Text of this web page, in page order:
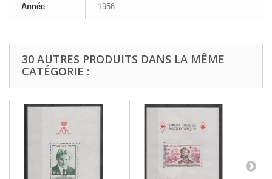
Année 1956
30 AUTRES PRODUITS DANS LA MÊME
CATÉGORIE :